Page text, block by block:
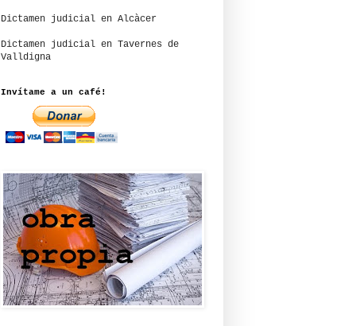
Dictamen judicial en Alcàcer
Dictamen judicial en Tavernes de
Valldigna
Invítame a un café!